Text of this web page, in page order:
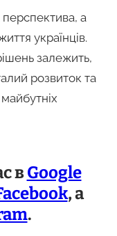
перспектива, а
українців.
залежить,
розвиток та
вGoogle
, а
.